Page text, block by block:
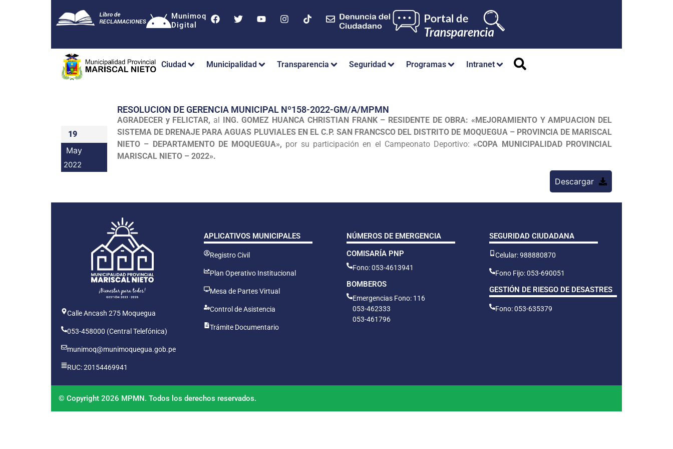
Munimoq
Digital
Ciudad Municipalidad Transparencia Seguridad Programas Intranet
19
May
2022
RESOLUCION DE GERENCIA MUNICIPAL Nº158-2022-GM/A/MPMN
AGRADECER y FELICTAR, al ING. GOMEZ HUANCA CHRISTIAN FRANK – RESIDENTE DE OBRA: «MEJORAMIENTO Y AMPUACION DEL
SISTEMA DE DRENAJE PARA AGUAS PLUVIALES EN EL C.P. SAN FRANCSCO DEL DISTRITO DE MOQUEGUA – PROVINCIA DE MARISCAL
NIETO – DEPARTAMENTO DE MOQUEGUA», por su participación en el Campeonato Deportivo: «COPA MUNICIPALIDAD PROVINCIAL
MARISCAL NIETO – 2022».
Descargar
Calle Ancash 275 Moquegua
053-458000 (Central Telefónica)
munimoq@munimoquegua.gob.pe
RUC: 20154469941
APLICATIVOS MUNICIPALES
Registro Civil
Plan Operativo Institucional
Mesa de Partes Virtual
Control de Asistencia
Trámite Documentario
NÚMEROS DE EMERGENCIA
COMISARÍA PNP
Fono: 053-4613941
BOMBEROS
Emergencias Fono: 116
053-462333
053-461796
SEGURIDAD CIUDADANA
Celular: 988880870
Fono Fijo: 053-690051
GESTIÓN DE RIESGO DE DESASTRES
Fono: 053-635379
© Copyright 2026 MPMN. Todos los derechos reservados.